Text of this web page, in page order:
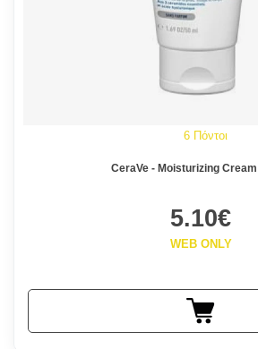
6 Πόντοι
CeraVe - Moisturizing Cream
5.10€
WEB ONLY